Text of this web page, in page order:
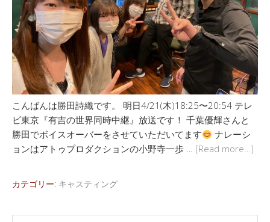
こんばんは勝田詩織です。 明日4/21(木)18:25〜20:54 テレ
ビ東京『有吉の世界同時中継』放送です！ 千葉優輝さんと
勝田でボイスオーバーをさせていただいてます
ナレーシ
ョンはアトゥプロダクションの小野寺一歩 … [Read more…]
カテゴリー: キャスティング